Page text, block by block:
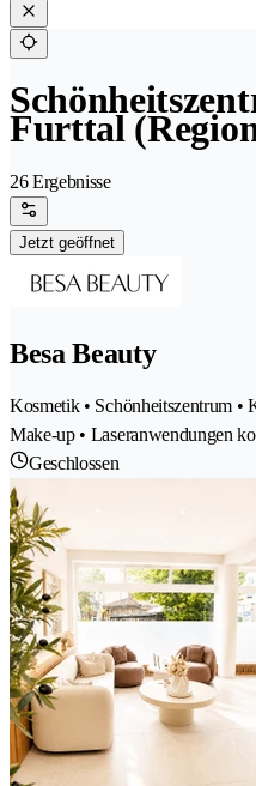
Furttal
26 Ergebnisse
Jetzt geöffnet
Besa Beauty
Kosmetik • Schönheitszentrum •
Make-up • Laseranwendungen
Geschlossen